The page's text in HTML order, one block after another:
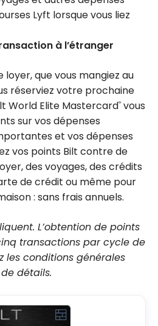
Lyft lorsque vous liez
à l’étranger
loyer, que vous mangiez au
réserviez votre prochaine
World Elite Mastercard® vous
sur vos dépenses
et vos dépenses
vos points Bilt contre de
des voyages, des crédits
de crédit ou même pour
: sans frais annuels.
L’obtention de points
transactions par cycle de
les conditions générales
détails.